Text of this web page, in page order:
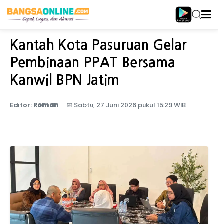
Home Jawa Timur
Kantah Kota Pasuruan Gelar
Pembinaan PPAT Bersama
Kanwil BPN Jatim
Editor: Roman 📅 Sabtu, 27 Juni 2026 pukul 15:29 WIB